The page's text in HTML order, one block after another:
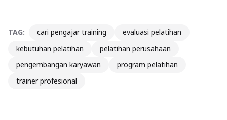
TAG: cari pengajar training
evaluasi pelatihan
kebutuhan pelatihan
pelatihan perusahaan
pengembangan karyawan
program pelatihan
trainer profesional